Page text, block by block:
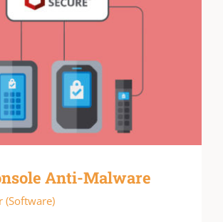
Anti-Malware
(Software)